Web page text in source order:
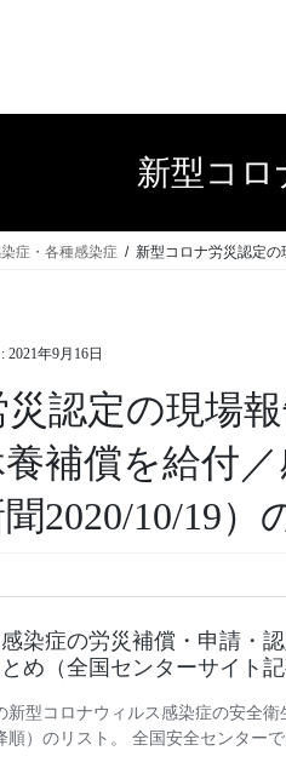
新型コロ
症・各種感染症 新型コロナ労災認定
2021年9月16日
認定の現場
補償を給付
2020/10/19）